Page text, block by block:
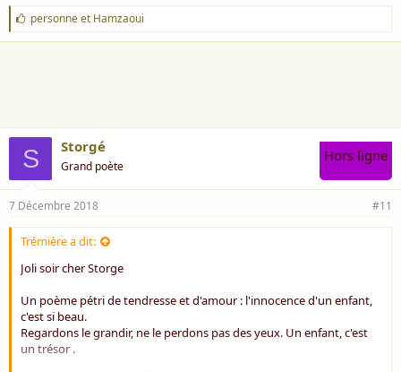
J
'
a
personneet Hamzaoui
S Storgé
Grand poète
Hors ligne
7 Décembre 2018 #11
Trémière a dit:
Joli soir cher Storge
Un poème pétri de tendresse et d'amour : l'innocence d'un enfant,
c'est si beau.
Regardons le grandir, ne le perdons pas des yeux. Un enfant, c'est
un trésor .